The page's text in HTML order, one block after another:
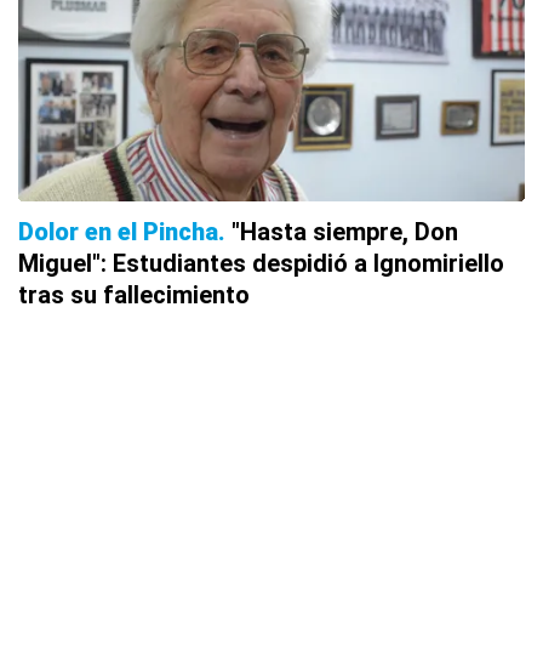
Dolor en el Pincha "Hasta siempre, Don
Miguel": Estudiantes despidió a Ignomiriello
tras su fallecimiento